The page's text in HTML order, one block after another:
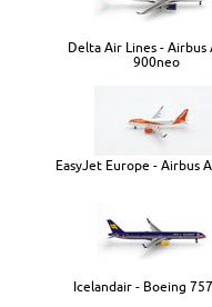
Delta Air Lines - Airbus
900neo
EasyJet Europe - Airbus
Icelandair - Boeing